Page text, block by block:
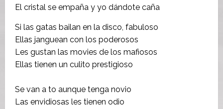
El cristal se empaña y yo dándote caña
Si las gatas bailan en la disco, fabuloso
Ellas janguean con los poderosos
Les gustan las movies de los mafiosos
Ellas tienen un culito prestigioso
Se van a to aunque tenga novio
Las envidiosas les tienen odio